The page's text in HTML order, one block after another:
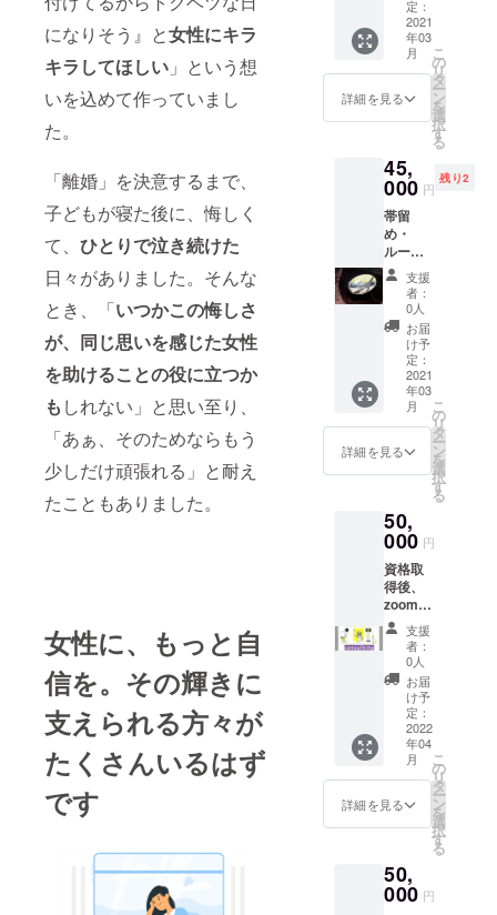
になりそう』と女性にキラ
キラしてほしい 」という想
いを込めて作っていまし
た。
「離婚」を決意するまで、
子どもが寝た後に、悔しく
て、 ひとりで泣き続けた
日々がありました。そんな
とき、「いつかこの悔しさ
が、同じ思いを感じた女性
を助けることの役に立つか
も しれない」と思い至り、
「あぁ、そのためならもう
少しだけ頑張れる」と耐え
たこともありました。
女性に、もっと自
信を。その輝きに
支えられる方々が
たくさんいるはず
です
の結果
別の月
に実施
となる
可能性
がござ
いま
見てか
らご選
択くだ
さい。
以下
URLは
す。も
し更新
で被り
が生じ
てし
まった
場合、
先着順
となり
ます。
ご了承
くださ
い。
https://
camp-
fire.jp/p
rojects/
362864/
activitie
s/23591
1 素人
が作成
してい
るもの
なの
で、既
製品と
違い小
傷等が
ある場
合がご
ざいま
す。
が、完
一点も
の。私
ひとつ
ひとつ
いただ
いてい
ます
が、チ
ラシ
（片
面・A4
や名刺
を作成
し納品
しま
す。作
成イ
メージ
等をヒ
アリン
グする
ことか
ら始ま
り、ご
提案、
修正、
納品ま
で。 納
のまま
印刷屋
出せる
形にし
てお渡
しいた
しま
す。 こ
のリ
ターン
をお選
びいた
だいた
方は、
ご支援
いただ
作して
参りま
定：
2021
年03
月
詳細を見る
こ
の
リ
タ
ー
ン
を
選
択
す
る
45,
000 円
残り2
帯留
め・
ループ
タイと
してお
使いい
ただけ
ます。
（紐等
はご用
意くだ
さい）
ひとつ
ずつ私
がデザ
然石を
選び、
制作
し、磨
いた一
点もの
です。
それぞ
れ一つ
しかな
いの
で、必
ず以下
URLを
確認
し、取
り消し
残って
いるも
支援
者：
0人
お届
け予
定：
2021
年03
月
詳細を見る
こ
の
リ
タ
ー
ン
を
選
択
す
る
50,
000 円
資格取
得後、
zoom等
のビデ
オ通話
を用い
て、
キャリ
アコン
サルタ
ントと
して一
緒に
「あな
たがや
を見つ
けま
す。 も
支援
者：
0人
お届
け予
定：
2022
年04
月
詳細を見る
こ
の
リ
タ
ー
ン
を
選
択
す
る
50,
000 円